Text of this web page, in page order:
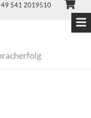
541 2019510